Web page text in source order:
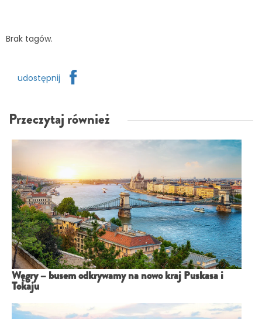
Brak tagów.
udostępnij
Przeczytaj również
Węgry – busem odkrywamy na nowo kraj Puskasa i
Tokaju